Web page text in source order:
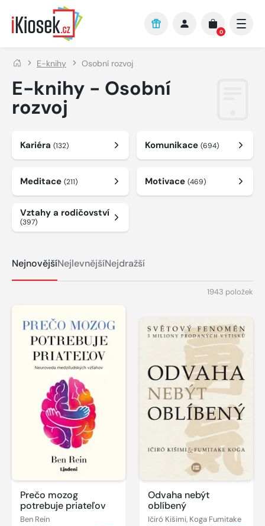
Přejít na hlavní obsah
0
E-knihy Osobní rozvoj
E-knihy - Osobní
rozvoj
Kariéra (132) Komunikace (694)
Meditace (211) Motivace (469)
Vztahy a rodičovství
(397)
NejnovějšíNejlevnějšíNejdražší
1943 položek
Prečo mozog
potrebuje priateľov
Ben Rein
Odvaha nebýt
oblíbený
Ičiró Kišimi, Koga Fumitake